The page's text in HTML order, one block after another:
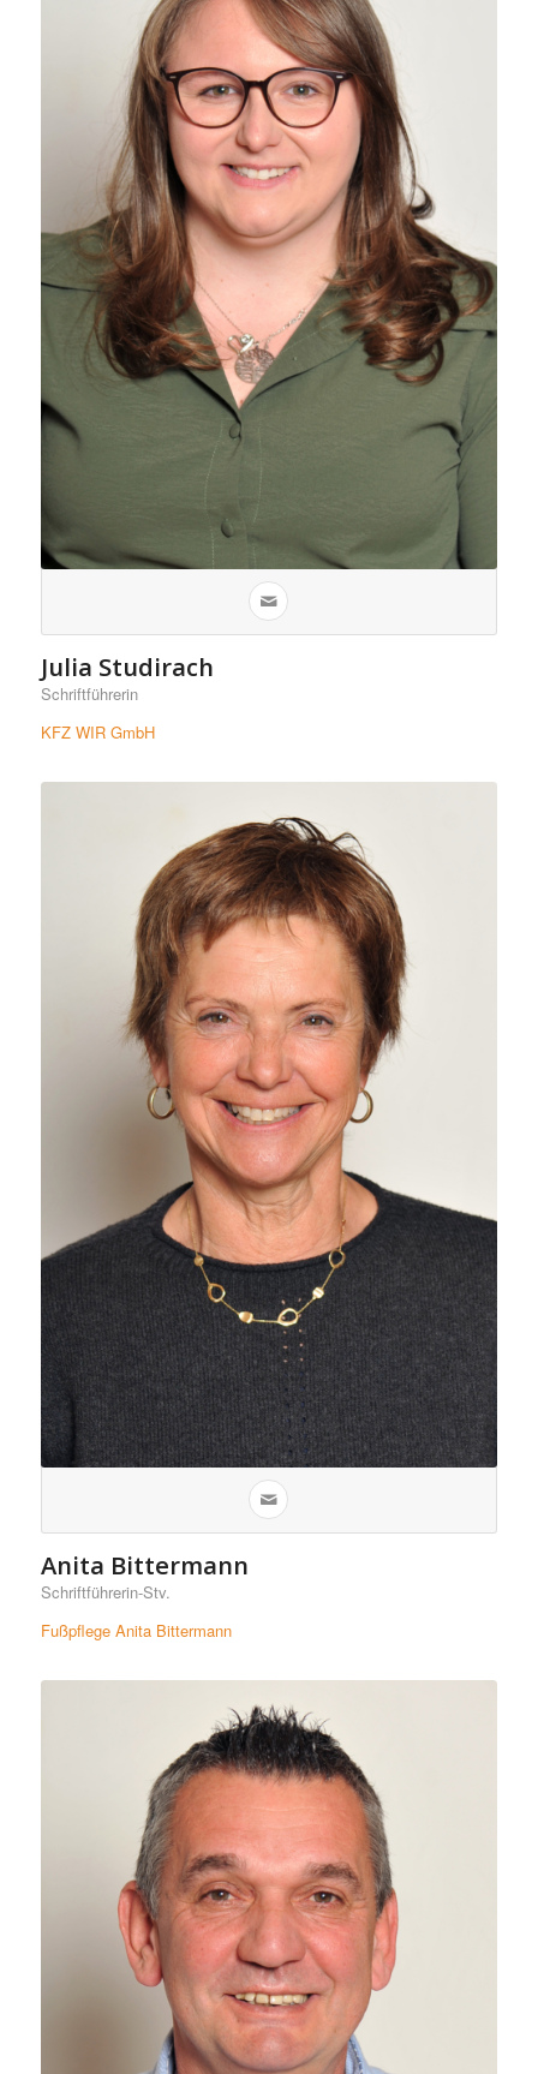
Julia Studirach
Schriftführerin
KFZ WIR GmbH
Anita Bittermann
Schriftführerin-Stv.
Fußpflege Anita Bittermann